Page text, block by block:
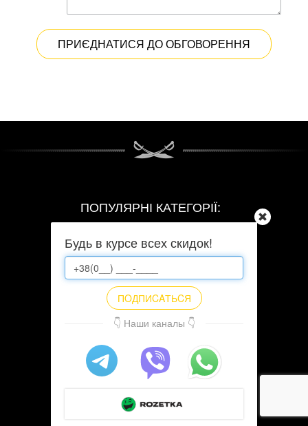
ПРИЄДНАТИСЯ ДО ОБГОВОРЕННЯ
ПОПУЛЯРНІ КАТЕГОРІЇ:
Одяг
Іграшки
Товари для дому
Ноутбуки
Все в категорії→
ПОПУЛЯРНІ МІСТА:
Будь в курсе всех скидок!
ПOДПИCAТЬCЯ
👇 Наши каналы 👇